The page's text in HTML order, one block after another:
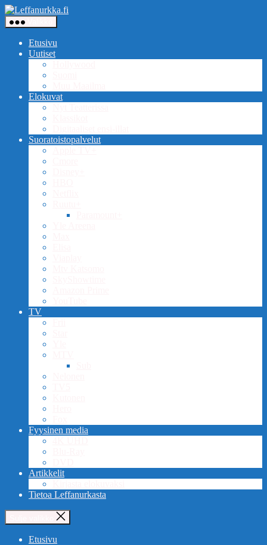
Siirry
sisältöön
Etusivu
Uutiset
Elokuvat
Suoratoistopalvelut
TV
Fyysinen media
Artikkelit
Tietoa Leffanurkasta
Etusivu